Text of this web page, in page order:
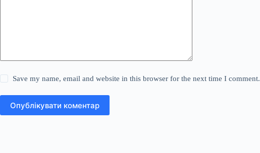
Save my name, email and website in this browser for the next time I comment.
Опублікувати коментар